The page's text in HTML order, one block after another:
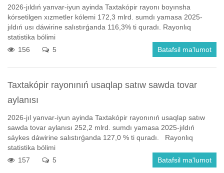
2026-jıldıń yanvar-iyun ayinda Taxtakópir rayonı boyınsha
kórsetilgen xızmetler kólemi 172,3 mlrd. sumdı yamasa 2025-
jıldıń usı dáwirine salıstırǵanda 116,3% ti quradı. Rayonlıq
statistika bólimi
156
5 Batafsil ma'lumot
Taxtakópir rayonınıń usaqlap satıw sawda tovar
aylanısı
2026-jıl yanvar-iyun ayinda Taxtakópir rayonınıń usaqlap satıw
sawda tovar aylanısı 252,2 mlrd. sumdı yamasa 2025-jıldıń
sáykes dáwirine salıstırǵanda 127,0 % ti quradı. Rayonlıq
statistika bólimi
157
5 Batafsil ma'lumot